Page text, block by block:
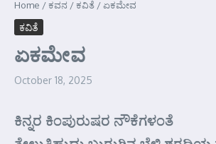
Home /ಕವನ /ಕವಿತೆ /ಏಕಮೇವ
ಕವಿತೆ
ಏಕಮೇವ
October 18, 2025
ಕಿನ್ನರ ಕಿಂಪುರುಷರ ನೌಕೆಗಳಂತೆ